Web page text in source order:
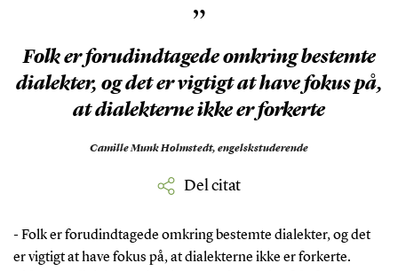
”
Folk er forudindtagede omkring bestemte
dialekter, og det er vigtigt at have fokus på,
at dialekterne ikke er forkerte
Camille Munk Holmstedt, engelskstuderende
Del citat
- Folk er forudindtagede omkring bestemte dialekter, og det
er vigtigt at have fokus på, at dialekterne ikke er forkerte.